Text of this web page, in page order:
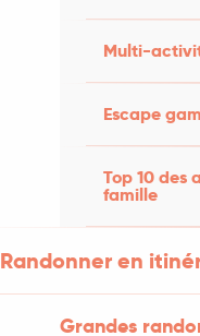
Multi-
Escape
Top 10 des
famille
Randonner en
Grandes